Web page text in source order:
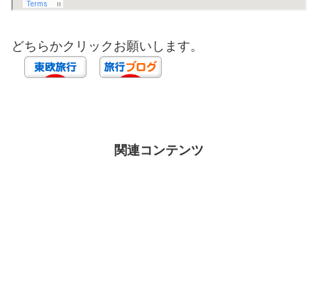
どちらかクリックお願いします。
関連コンテンツ